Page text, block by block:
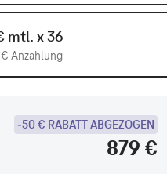
mtl. x 36
Anzahlung
-50 € RABATT ABGEZOGEN
879 €